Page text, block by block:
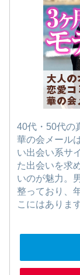
40代・50代の
華の会メール
い出会い系サ
た出会いを求
いのが魅力。
整っており、
こにはあります